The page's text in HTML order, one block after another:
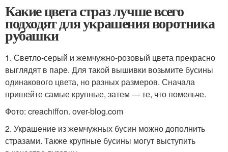
Какие цвета страз лучше всего
подходят для украшения воротника
рубашки
1. Светло-серый и жемчужно-розовый цвета прекрасно
выглядят в паре. Для такой вышивки возьмите бусины
одинакового цвета, но разных размеров. Сначала
пришейте самые крупные, затем — те, что помельче.
Фото: creachiffon. over-blog.com
2. Украшение из жемчужных бусин можно дополнить
стразами. Также крупные бусины могут выступить